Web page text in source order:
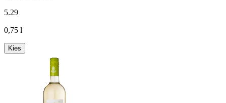
5.29
0,75 l
Kies